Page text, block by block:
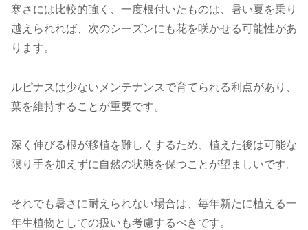
寒さには比較的強く、一度根付いたものは、暑い夏を乗り
越えられれば、次のシーズンにも花を咲かせる可能性があ
ります。
ルピナスは少ないメンテナンスで育てられる利点があり、
葉を維持することが重要です。
深く伸びる根が移植を難しくするため、植えた後は可能な
限り手を加えずに自然の状態を保つことが望ましいです。
それでも暑さに耐えられない場合は、毎年新たに植える一
年生植物としての扱いも考慮するべきです。